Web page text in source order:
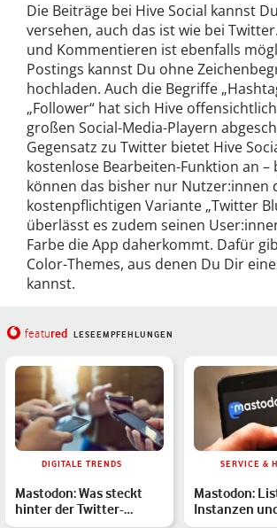
Die Beiträge bei Hive Social kannst
versehen, auch das ist wie bei
und Kommentieren ist ebenfalls
Postings kannst Du ohne
hochladen. Auch die Begriffe
„Follower“ hat sich Hive
großen Social-Media-Playern
Gegensatz zu Twitter bietet Hive
kostenlose Bearbeiten-Funktion an –
können das bisher nur Nutzer:innen
kostenpflichtigen Variante „Twitter
überlässt es zudem seinen
Farbe die App daherkommt. Dafür
Color-Themes, aus denen Du Dir
kannst.
featured LESEEMPFEHLUNGEN
DIGITALE TRENDS
Mastodon: Was steckt
hinter der Twitter-
Alternative?
SERVICE &
Mastodon:
Instanzen
auszeichnet